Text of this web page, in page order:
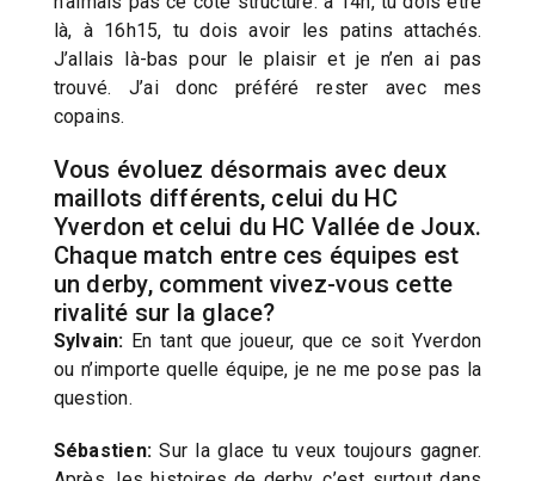
là, à 16h15, tu dois avoir les patins attachés.
J’allais là-bas pour le plaisir et je n’en ai pas
trouvé. J’ai donc préféré rester avec mes
copains.
Vous évoluez désormais avec deux
maillots différents, celui du HC
Yverdon et celui du HC Vallée de Joux.
Chaque match entre ces équipes est
un derby, comment vivez-vous cette
rivalité sur la glace?
Sylvain: En tant que joueur, que ce soit Yverdon
ou n’importe quelle équipe, je ne me pose pas la
question.
Sébastien: Sur la glace tu veux toujours gagner.